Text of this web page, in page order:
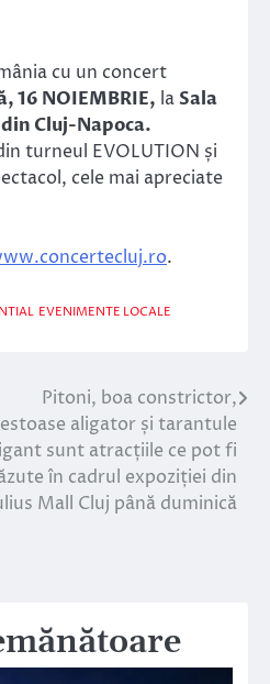
cu un concert
16 NOIEMBRIE, laSala
Cluj-Napoca.
turneul EVOLUTION și
cele mai apreciate
.
EVENIMENTE LOCALE
Pitoni, boa constrictor,
aligator și tarantule
sunt atracțiile ce pot fi
în cadrul expoziției din
Mall Cluj până duminică